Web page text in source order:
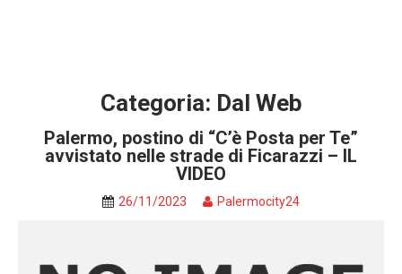
Categoria: Dal Web
Palermo, postino di “C’è Posta per Te”
avvistato nelle strade di Ficarazzi – IL
VIDEO
26/11/2023 Palermocity24